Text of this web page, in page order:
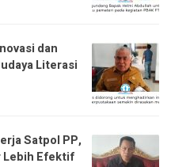
dan
Literasi
Satpol PP,
Lebih Efektif